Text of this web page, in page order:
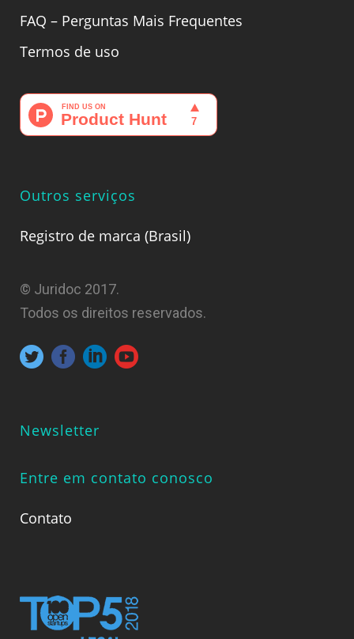
FAQ – Perguntas Mais Frequentes
Termos de uso
Outros serviços
Registro de marca (Brasil)
© Juridoc 2017.
Todos os direitos reservados.
Newsletter
Entre em contato conosco
Contato